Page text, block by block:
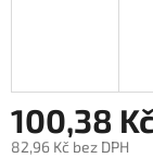
100,38
82,96 Kč bez DPH